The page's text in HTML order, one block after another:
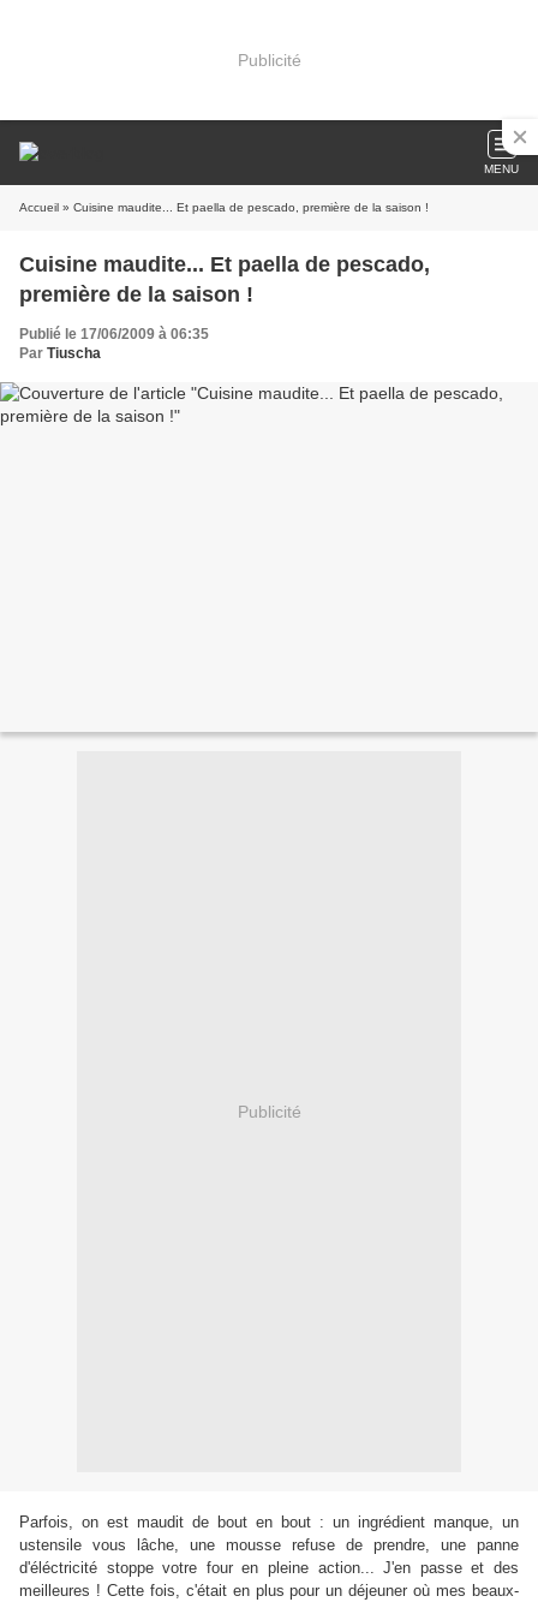
Publicité
MENU
Accueil » Cuisine maudite... Et paella de pescado, première de la saison !
Cuisine maudite... Et paella de pescado,
première de la saison !
Publié le 17/06/2009 à 06:35
Par Tiuscha
Publicité
Parfois, on est maudit de bout en bout : un ingrédient manque, un
ustensile vous lâche, une mousse refuse de prendre, une panne
d'éléctricité stoppe votre four en pleine action... J'en passe et des
meilleures ! Cette fois, c'était en plus pour un déjeuner où mes beaux-